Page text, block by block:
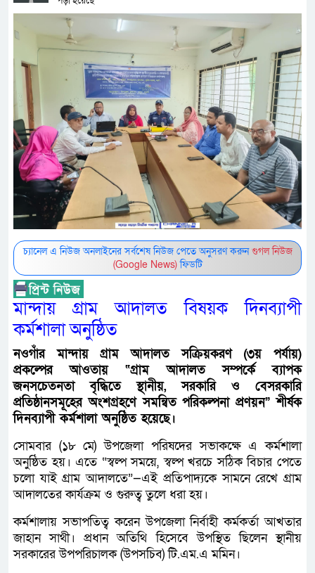
চ্যানেল এ নিউজ অনলাইনের সর্বশেষ নিউজ পেতে অনুসরণ করুনগুগল নিউজ
(Google News)ফিডটি
মান্দায় গ্রাম আদালত বিষয়ক দিনব্যাপী
কর্মশালা অনুষ্ঠিত
নওগাঁর মান্দায় গ্রাম আদালত সক্রিয়করণ (৩য় পর্যায়)
প্রকল্পের আওতায় “গ্রাম আদালত সম্পর্কে ব্যাপক
জনসচেতনতা বৃদ্ধিতে স্থানীয়, সরকারি ও বেসরকারি
প্রতিষ্ঠানসমূহের অংশগ্রহণে সমন্বিত পরিকল্পনা প্রণয়ন” শীর্ষক
দিনব্যাপী কর্মশালা অনুষ্ঠিত হয়েছে।
সোমবার (১৮ মে) উপজেলা পরিষদের সভাকক্ষে এ কর্মশালা
অনুষ্ঠিত হয়। এতে “স্বল্প সময়ে, স্বল্প খরচে সঠিক বিচার পেতে
চলো যাই গ্রাম আদালতে”—এই প্রতিপাদ্যকে সামনে রেখে গ্রাম
আদালতের কার্যক্রম ও গুরুত্ব তুলে ধরা হয়।
কর্মশালায় সভাপতিত্ব করেন উপজেলা নির্বাহী কর্মকর্তা আখতার
জাহান সাথী। প্রধান অতিথি হিসেবে উপস্থিত ছিলেন স্থানীয়
সরকারের উপপরিচালক (উপসচিব) টি.এম.এ মমিন।